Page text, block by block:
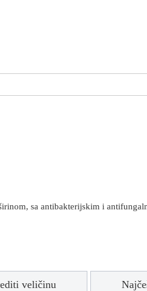
sa antibakterijskim i
veličinu